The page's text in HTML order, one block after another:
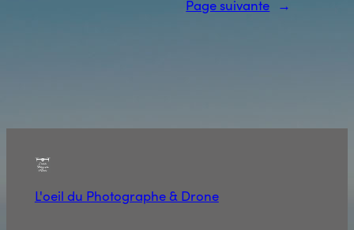
Page suivante →
L'oeil du Photographe & Drone